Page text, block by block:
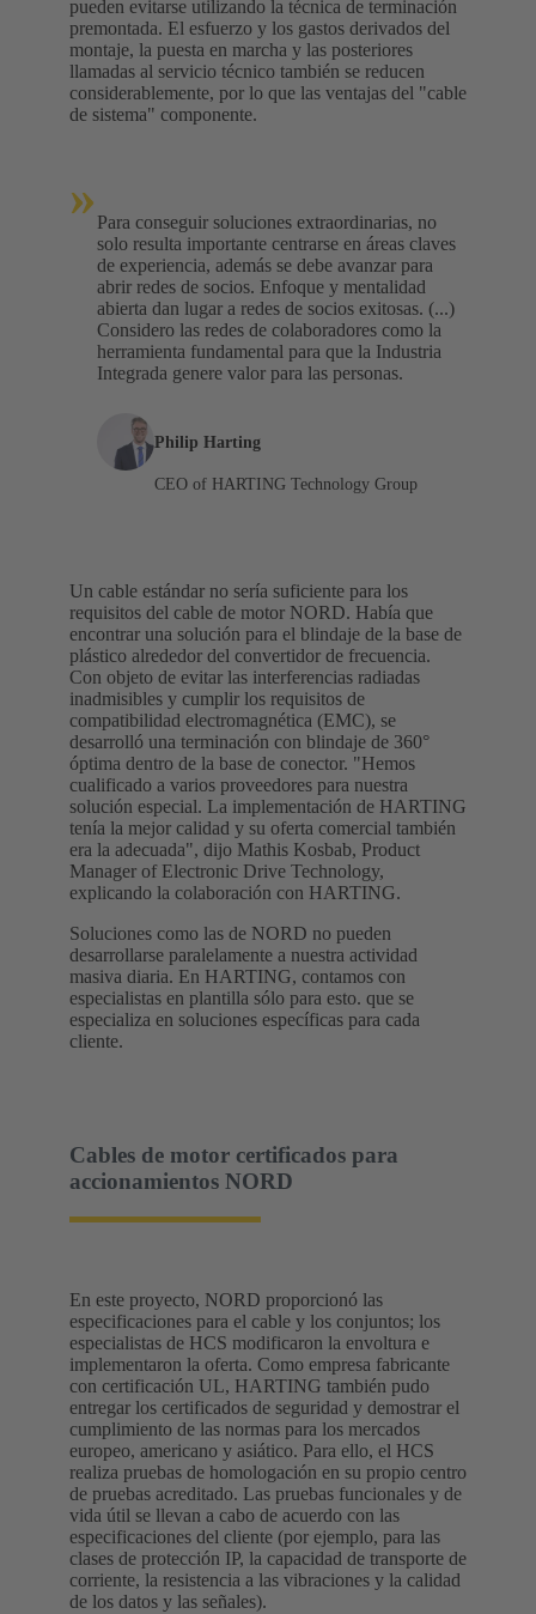
pueden evitarse utilizando la técnica de terminación
premontada. El esfuerzo y los gastos derivados del
montaje, la puesta en marcha y las posteriores
llamadas al servicio técnico también se reducen
considerablemente, por lo que las ventajas del "cable
de sistema" componente.
» Para conseguir soluciones extraordinarias, no
solo resulta importante centrarse en áreas claves
de experiencia, además se debe avanzar para
abrir redes de socios. Enfoque y mentalidad
abierta dan lugar a redes de socios exitosas. (...)
Considero las redes de colaboradores como la
herramienta fundamental para que la Industria
Integrada genere valor para las personas.
Philip Harting
CEO of HARTING Technology Group
Un cable estándar no sería suficiente para los
requisitos del cable de motor NORD. Había que
encontrar una solución para el blindaje de la base de
plástico alrededor del convertidor de frecuencia.
Con objeto de evitar las interferencias radiadas
inadmisibles y cumplir los requisitos de
compatibilidad electromagnética (EMC), se
desarrolló una terminación con blindaje de 360°
óptima dentro de la base de conector. "Hemos
cualificado a varios proveedores para nuestra
solución especial. La implementación de HARTING
tenía la mejor calidad y su oferta comercial también
era la adecuada", dijo Mathis Kosbab, Product
Manager of Electronic Drive Technology,
explicando la colaboración con HARTING.
Soluciones como las de NORD no pueden
desarrollarse paralelamente a nuestra actividad
masiva diaria. En HARTING, contamos con
especialistas en plantilla sólo para esto. que se
especializa en soluciones específicas para cada
cliente.
Cables de motor certificados para
accionamientos NORD
En este proyecto, NORD proporcionó las
especificaciones para el cable y los conjuntos; los
especialistas de HCS modificaron la envoltura e
implementaron la oferta. Como empresa fabricante
con certificación UL, HARTING también pudo
entregar los certificados de seguridad y demostrar el
cumplimiento de las normas para los mercados
europeo, americano y asiático. Para ello, el HCS
realiza pruebas de homologación en su propio centro
de pruebas acreditado. Las pruebas funcionales y de
vida útil se llevan a cabo de acuerdo con las
especificaciones del cliente (por ejemplo, para las
clases de protección IP, la capacidad de transporte de
corriente, la resistencia a las vibraciones y la calidad
de los datos y las señales).